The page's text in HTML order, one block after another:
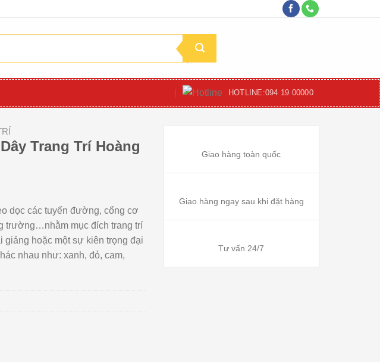
HOTLINE:094 19 00000
Trang Trí Hoàng
dọc các tuyến đường, cổng cơ
trường…nhằm mục đích trang trí
hoặc một sự kiên trọng đại
nhau như: xanh, đỏ, cam,
Giao hàng toàn quốc
Giao hàng ngay sau khi đặt hàng
Tư vấn 24/7